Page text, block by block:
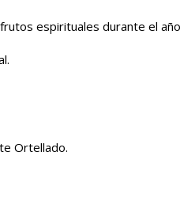
espirituales durante el
Ortellado.